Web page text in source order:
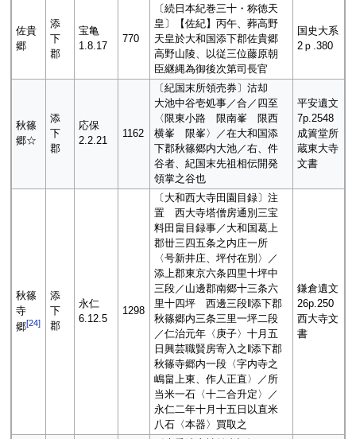
佐貴
郷
添
下
郡
宝亀
1.8.17
770
〔続日本紀巻三十・称徳天
皇〕【佐紀】丙午、葬高野
天皇於大和国添下郡佐貴郷
高野山陵、以従三位藤原朝
臣継縄為御後次第司長官
国史大系
2ｐ.380
秋篠
郷☆
添
下
郡
応保
2.2.21
1162
〔紀国末所領売券〕沽却
大池中谷壱処事／合／四至
〈限東小路 限南峯 限西
横峯 限峯〉／在大和国添
下郡秋篠郷内大池／右、件
谷者、紀国末先祖相伝開発
領掌之谷也
平安遺文
7p.2548
成簀堂所
蔵東大寺
文書
秋篠
寺
郷[24]
添
下
郡
永仁
6.12.5
1298
〔大和西大寺田園目録〕注
置 西大寺塔僧房通別三宝
料田畠目録事／大和国葛上
郡丗三四五条之内庄一所
〈号新井庄、坪付在別〉／
添上郡東京六条四里十坪中
三段／山邊郡南郷十三条六
里十四坪 西邊三段‖添下郡
秋篠郷内三条三里一坪二段
／仁治元年〈庚子〉十月五
日興芸職賢房寄入之‖添下郡
秋篠寺郷内一段〈字内寺之
嶋畠上東、作人正直〉／所
当米一石〈十二合升定〉／
永仁二年十月十五日以直米
八石〈本器〉買取之
鎌倉遺文
26p.250
西大寺文
書